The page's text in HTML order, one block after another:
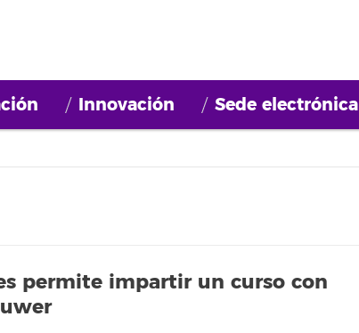
Innovación Sede electrónica
permite impartir un curso con